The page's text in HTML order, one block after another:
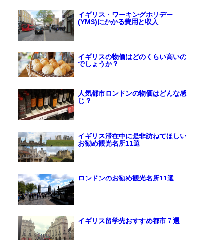
イギリス・ワーキングホリデー
(YMS)にかかる費用と収入
イギリスの物価はどのくらい高いの
でしょうか？
人気都市ロンドンの物価はどんな感
じ？
イギリス滞在中に是非訪ねてほしい
お勧め観光名所11選
ロンドンのお勧め観光名所11選
イギリス留学先おすすめ都市７選